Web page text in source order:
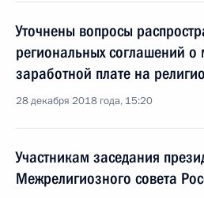
Уточнены вопросы
региональных соглашений
заработной плате на
28 декабря 2018 года, 15:20
Участникам заседания
Межрелигиозного совета